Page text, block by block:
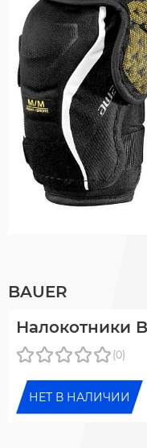
BAUER
Налокотники
(0)
НЕТ В НАЛИЧИИ